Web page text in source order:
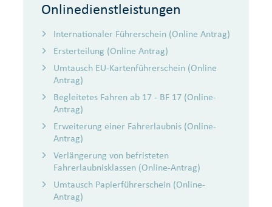
Onlinedienstleistungen
Internationaler Führerschein (Online Antrag)
Ersterteilung (Online Antrag)
Umtausch EU-Kartenführerschein (Online
Antrag)
Begleitetes Fahren ab 17 - BF 17 (Online-
Antrag)
Erweiterung einer Fahrerlaubnis (Online-
Antrag)
Verlängerung von befristeten
Fahrerlaubnisklassen (Online-Antrag)
Umtausch Papierführerschein (Online-
Antrag)